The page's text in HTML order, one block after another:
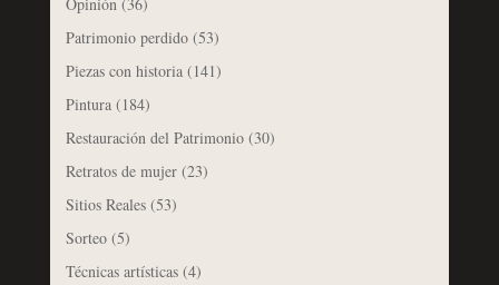
Patrimonio perdido(53)
Piezas con historia(141)
Pintura(184)
Restauración del Patrimonio(30)
Retratos de mujer(23)
Sitios Reales(53)
Sorteo(5)
Técnicas artísticas(4)